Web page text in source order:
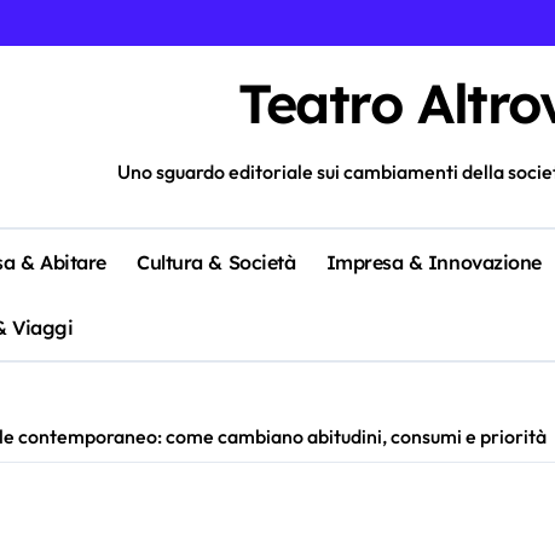
Teatro
Uno sguardo editoriale sui cambiamenti della
& Abitare Cultura & Società Impresa & Innovazione
Viaggi
contemporaneo: come cambiano abitudini, consumi e priorità